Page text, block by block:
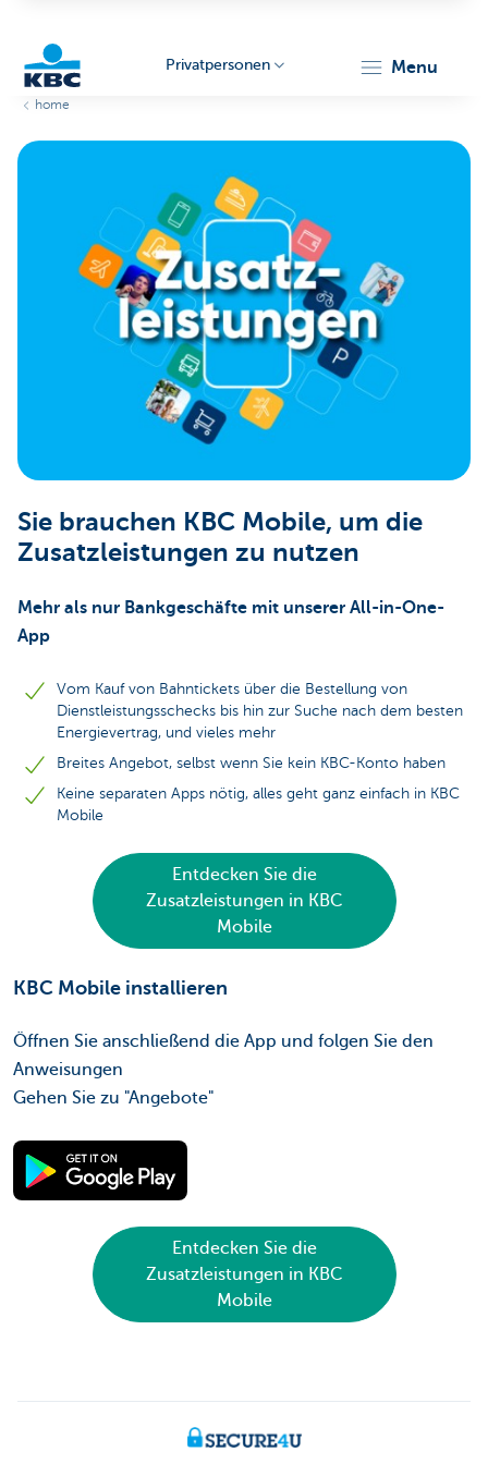
Privatpersonen menu
home
Sie brauchen KBC Mobile, um die
Zusatzleistungen zu nutzen
Mehr als nur Bankgeschäfte mit unserer All-in-One-
App
Vom Kauf von Bahntickets über die Bestellung von
Dienstleistungsschecks bis hin zur Suche nach dem besten
Energievertrag, und vieles mehr
Breites Angebot, selbst wenn Sie kein KBC-Konto haben
Keine separaten Apps nötig, alles geht ganz einfach in KBC
Mobile
Entdecken Sie die
Zusatzleistungen in KBC
Mobile
KBC Mobile installieren
Öffnen Sie anschließend die App und folgen Sie den
Anweisungen
Gehen Sie zu "Angebote"
Entdecken Sie die
Zusatzleistungen in KBC
Mobile